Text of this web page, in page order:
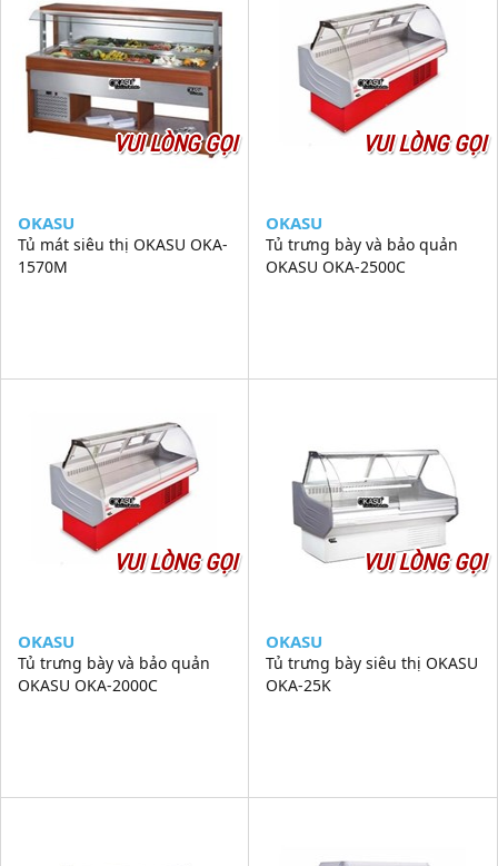
VUI LÒNG GỌI
OKASU
Tủ mát siêu thị OKASU OKA-
1570M
VUI LÒNG GỌI
OKASU
Tủ trưng bày và bảo quản
OKASU OKA-2500C
VUI LÒNG GỌI
OKASU
Tủ trưng bày và bảo quản
OKASU OKA-2000C
VUI LÒNG GỌI
OKASU
Tủ trưng bày siêu thị OKASU
OKA-25K